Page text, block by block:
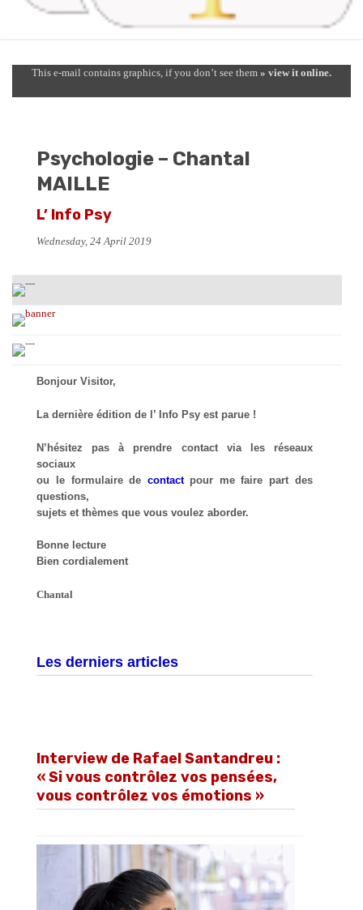
This e-mail contains graphics, if you don’t see them » view it online.
Psychologie – Chantal
MAILLE
L’ Info Psy
Wednesday, 24 April 2019
Bonjour Visitor,
La dernière édition de l’ Info Psy est parue !
N’hésitez pas à prendre contact via les réseaux
sociaux
ou le formulaire de contact pour me faire part des
questions,
sujets et thèmes que vous voulez aborder.
Bonne lecture
Bien cordialement
Chantal
Les derniers articles
Interview de Rafael Santandreu :
« Si vous contrôlez vos pensées,
vous contrôlez vos émotions »